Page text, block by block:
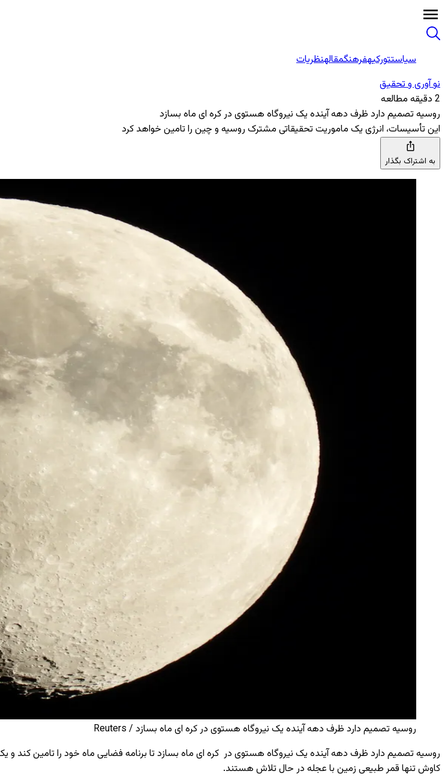
سیاستتورکیهفرهنگمقالهنظریات
نو آوری و تحقیق
2 دقیقه مطالعه
روسیه تصمیم دارد ظرف دهه آینده یک نیروگاه هستوی در کره ای ماه بسازد
این تأسیسات، انرژی یک ماموریت تحقیقاتی مشترک روسیه و چین را تامین خواهد کرد
به اشتراک بگذار
روسیه تصمیم دارد ظرف دهه آینده یک نیروگاه هستوی در کره ای ماه بسازد / Reuters
روسیه تصمیم دارد ظرف دهه آینده یک نیروگاه هستوی در کره ای ماه بسازد تا برنامه فضایی ماه خود را تامین کند و
کاوش تنها قمر طبیعی زمین با عجله در حال تلاش هستند.